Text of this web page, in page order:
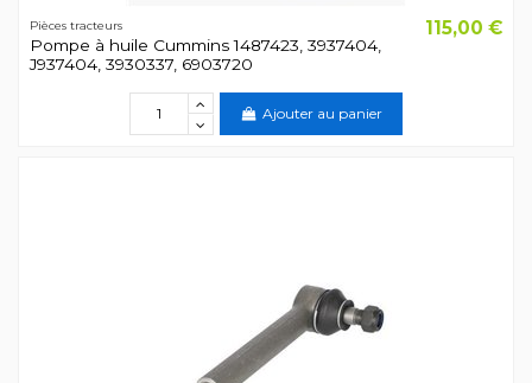
Pièces tracteurs
Pompe à huile Cummins 1487423, 3937404,
J937404, 3930337, 6903720
115,00 €
Ajouter au panier